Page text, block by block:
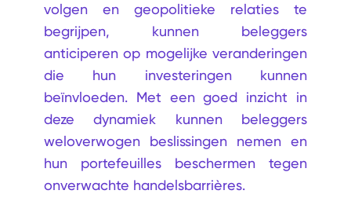
volgen en geopolitieke relaties te
begrijpen, kunnen beleggers
anticiperen op mogelijke veranderingen
die hun investeringen kunnen
beïnvloeden. Met een goed inzicht in
deze dynamiek kunnen beleggers
weloverwogen beslissingen nemen en
hun portefeuilles beschermen tegen
onverwachte handelsbarrières.